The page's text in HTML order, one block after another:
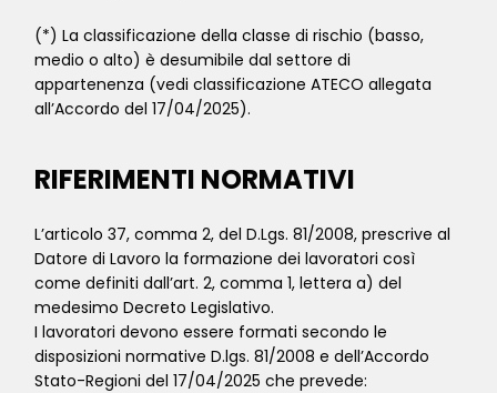
(*) La classificazione della classe di rischio (basso,
medio o alto) è desumibile dal settore di
appartenenza (vedi classificazione ATECO allegata
all’Accordo del 17/04/2025).
RIFERIMENTI NORMATIVI
L’articolo 37, comma 2, del D.Lgs. 81/2008, prescrive al
Datore di Lavoro la formazione dei lavoratori così
come definiti dall’art. 2, comma 1, lettera a) del
medesimo Decreto Legislativo.
I lavoratori devono essere formati secondo le
disposizioni normative D.lgs. 81/2008 e dell’Accordo
Stato-Regioni del 17/04/2025 che prevede: